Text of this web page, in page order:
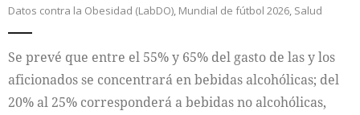
Datos contra la Obesidad (LabDO), Mundial de fútbol 2026, Salud
Se prevé que entre el 55% y 65% del gasto de las y los
aficionados se concentrará en bebidas alcohólicas; del
20% al 25% corresponderá a bebidas no alcohólicas,